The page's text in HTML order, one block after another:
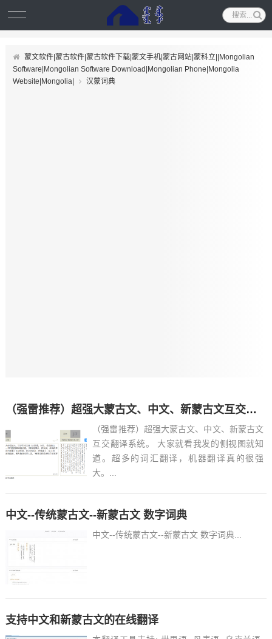
蒙文软件|蒙古软件|蒙古软件下载|蒙文手机|蒙古网站|蒙科立||Mongolian
Software|Mongolian Software Download|Mongolian Phone|Mongolia
Website|Mongolia|
汉蒙词典
（强雷推荐）超强大蒙古文、中文、新蒙古文互交翻译系统
（强雷推荐）超强大蒙古文、中文、新蒙古文
互交翻译系统。 大家就看我发的侧视图就知
道。超多的词汇翻译，机器翻译真的很强
大。...
中文--传统蒙古文--新蒙古文 数字词典
中文--传统蒙古文--新蒙古文 数字词典...
支持中文和新蒙古文的在线翻译